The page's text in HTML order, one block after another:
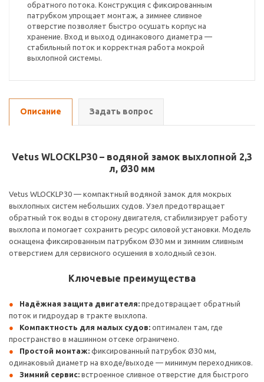
обратного потока. Конструкция с фиксированным
патрубком упрощает монтаж, а зимнее сливное
отверстие позволяет быстро осушать корпус на
хранение. Вход и выход одинакового диаметра —
стабильный поток и корректная работа мокрой
выхлопной системы.
Описание Задать вопрос
Vetus WLOCKLP30 – водяной замок выхлопной 2,3
л, Ø30 мм
Vetus WLOCKLP30 — компактный водяной замок для мокрых
выхлопных систем небольших судов. Узел предотвращает
обратный ток воды в сторону двигателя, стабилизирует работу
выхлопа и помогает сохранить ресурс силовой установки. Модель
оснащена фиксированным патрубком Ø30 мм и зимним сливным
отверстием для сервисного осушения в холодный сезон.
Ключевые преимущества
Надёжная защита двигателя: предотвращает обратный
поток и гидроудар в тракте выхлопа.
Компактность для малых судов: оптимален там, где
пространство в машинном отсеке ограничено.
Простой монтаж: фиксированный патрубок Ø30 мм,
одинаковый диаметр на входе/выходе — минимум переходников.
Зимний сервис: встроенное сливное отверстие для быстрого